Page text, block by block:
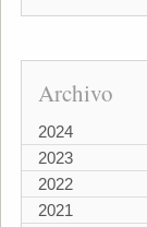
Archivo
2024
2023
2022
2021